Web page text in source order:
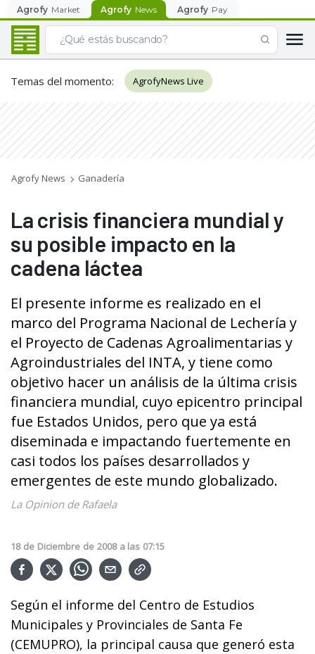
Agrofy Market Agrofy News Agrofy Pay
Temas del momento: AgrofyNews Live
Agrofy News Ganadería
La crisis financiera mundial y
su posible impacto en la
cadena láctea
El presente informe es realizado en el
marco del Programa Nacional de Lechería y
el Proyecto de Cadenas Agroalimentarias y
Agroindustriales del INTA, y tiene como
objetivo hacer un análisis de la última crisis
financiera mundial, cuyo epicentro principal
fue Estados Unidos, pero que ya está
diseminada e impactando fuertemente en
casi todos los países desarrollados y
emergentes de este mundo globalizado.
La Opinion de Rafaela
18 de Diciembre de 2008 a las 07:15
Según el informe del Centro de Estudios
Municipales y Provinciales de Santa Fe
(CEMUPRO), la principal causa que generó esta